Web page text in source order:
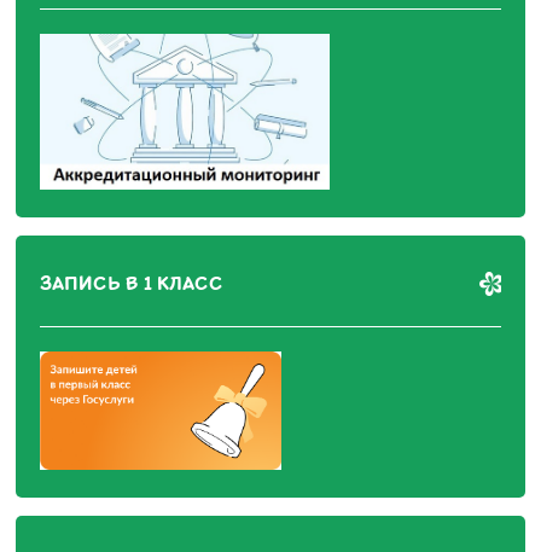
ЗАПИСЬ В 1 КЛАСС